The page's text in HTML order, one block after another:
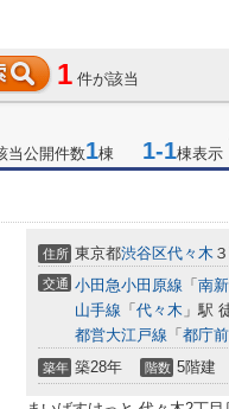
1 件が該当
当公開件数1棟 1-1棟表示
住所 東京都渋谷区代々木
交通 小田急小田原線 「 南
山手線 「 代々木 」駅
都営大江戸線 「 都庁前
築年 築28年 階数 5階建